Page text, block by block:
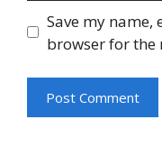
Save my
browser for the